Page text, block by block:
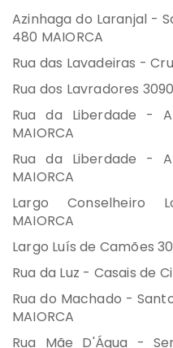
Azinhaga do Laranjal -
480 MAIORCA
Rua das Lavadeiras -
Rua dos Lavradores
Rua da Liberdade -
MAIORCA
Rua da Liberdade -
MAIORCA
Largo Conselheiro
MAIORCA
Largo Luís de Camões
Rua da Luz - Casais de
Rua do Machado -
MAIORCA
Rua Mãe D'Água -